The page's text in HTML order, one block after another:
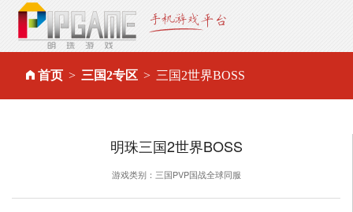
首页 三国2专区 三国2世界BOSS
明珠三国2世界BOSS
游戏类别：三国PVP国战全球同服